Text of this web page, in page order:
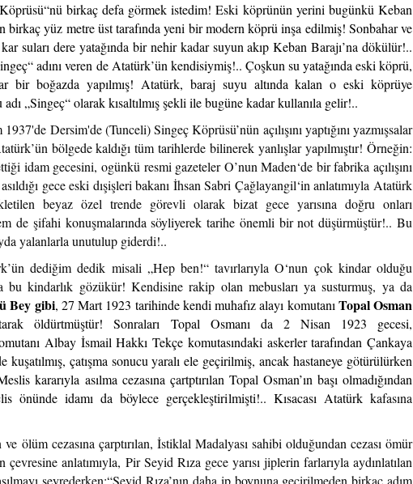
birkaç defa görmek istedim! Eski köprünün yerini bugünkü Keban
birkaç yüz metre üst tarafında yeni bir modern köprü inşa edilmiş! Sonbahar ve
suları dere yatağında bir nehir kadar suyun akıp Keban Barajı’na dökülür!..
adını veren de Atatürk’ün kendisiymiş!.. Çoşkun su yatağında eski köprü,
bir boğazda yapılmış! Atatürk, baraj suyu altında kalan o eski köprüye
„Singeç“ olarak kısaltılmış şekli ile bugüne kadar kullanıla gelir!..
1937'de Dersim'de (Tunceli) Singeç Köprüsü’nün açılışını yaptığını yazmışsalar
bölgede kaldığı tüm tarihlerde bilinerek yanlışlar yapılmıştır! Örneğin:
idam gecesini, ogünkü resmi gazeteler O’nun Maden‘de bir fabrika açılışını
gece eski dışişleri bakanı İhsan Sabri Çağlayangil‘in anlatımıyla Atatürk
beyaz özel trende görevli olarak bizat gece yarısına doğru onları
de şifahi konuşmalarında söyliyerek tarihe önemli bir not düşürmüştür!.. Bu
yalanlarla unutulup giderdi!..
dediğim dedik misali „Hep ben!“ tavırlarıyla O‘nun çok kindar olduğu
bu kindarlık gözükür! Kendisine rakip olan mebusları ya susturmuş, ya da
Bey gibi, 27 Mart 1923 tarihinde kendi muhafız alayı komutanı Topal Osman
öldürtmüştür! Sonraları Topal Osmanı da 2 Nisan 1923 gecesi,
Albay İsmail Hakkı Tekçe komutasındaki askerler tarafından Çankaya
kuşatılmış, çatışma sonucu yaralı ele geçirilmiş, ancak hastaneye götürülürken
kararıyla asılma cezasına çartptırılan Topal Osman’ın başı olmadığından
önünde idamı da böylece gerçekleştirilmişti!.. Kısacası Atatürk kafasına
ölüm cezasına çarptırılan, İstiklal Madalyası sahibi olduğundan cezası ömür
anlatımıyla, Pir Seyid Rıza gece yarısı jiplerin farlarıyla aydınlatılan
seyrederken:“Seyid Rıza’nın daha ip boynuna geçirilmeden birkaç adım